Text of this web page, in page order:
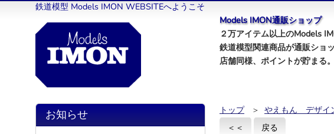
鉄道模型 Models IMON WEBSITEへようこそ
Models IMON通販ショップ
２万アイテム以上のModels
鉄道模型関連商品が通販ショ
店舗同様、ポイントが貯まる。
トップ ＞ やえもん デザイ
＜＜
戻る
お知らせ